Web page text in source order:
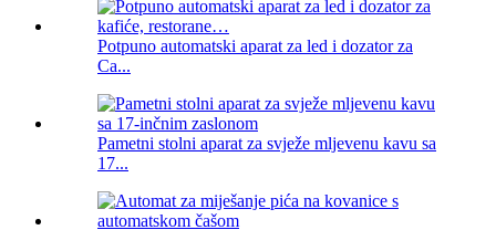
Potpuno automatski aparat za led i dozator za
Ca...
Pametni stolni aparat za svježe mljevenu kavu sa
17...